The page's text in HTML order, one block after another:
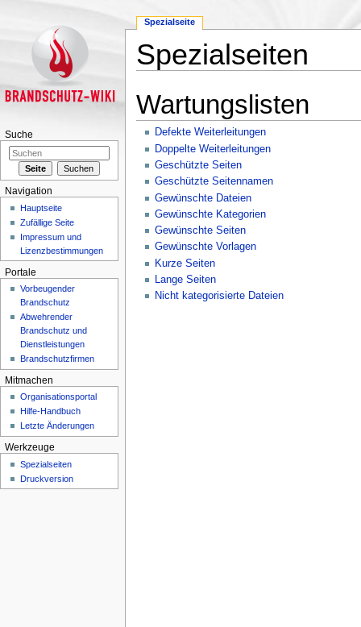
Spezialseiten
Wartungslisten
Defekte Weiterleitungen
Doppelte Weiterleitungen
Geschützte Seiten
Geschützte Seitennamen
Gewünschte Dateien
Gewünschte Kategorien
Gewünschte Seiten
Gewünschte Vorlagen
Kurze Seiten
Lange Seiten
Nicht kategorisierte Dateien
Spezialseite
Suche
Navigation
Hauptseite
Zufällige Seite
Impressum und
Lizenzbestimmungen
Portale
Vorbeugender
Brandschutz
Abwehrender
Brandschutz und
Dienstleistungen
Brandschutzfirmen
Mitmachen
Organisationsportal
Hilfe-Handbuch
Letzte Änderungen
Werkzeuge
Spezialseiten
Druckversion